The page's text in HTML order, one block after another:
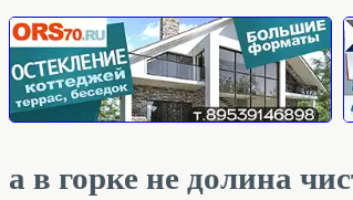
а в горке не долина